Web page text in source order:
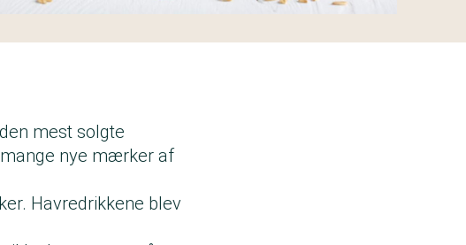
mest solgte
nye mærker af
Havredrikkene blev